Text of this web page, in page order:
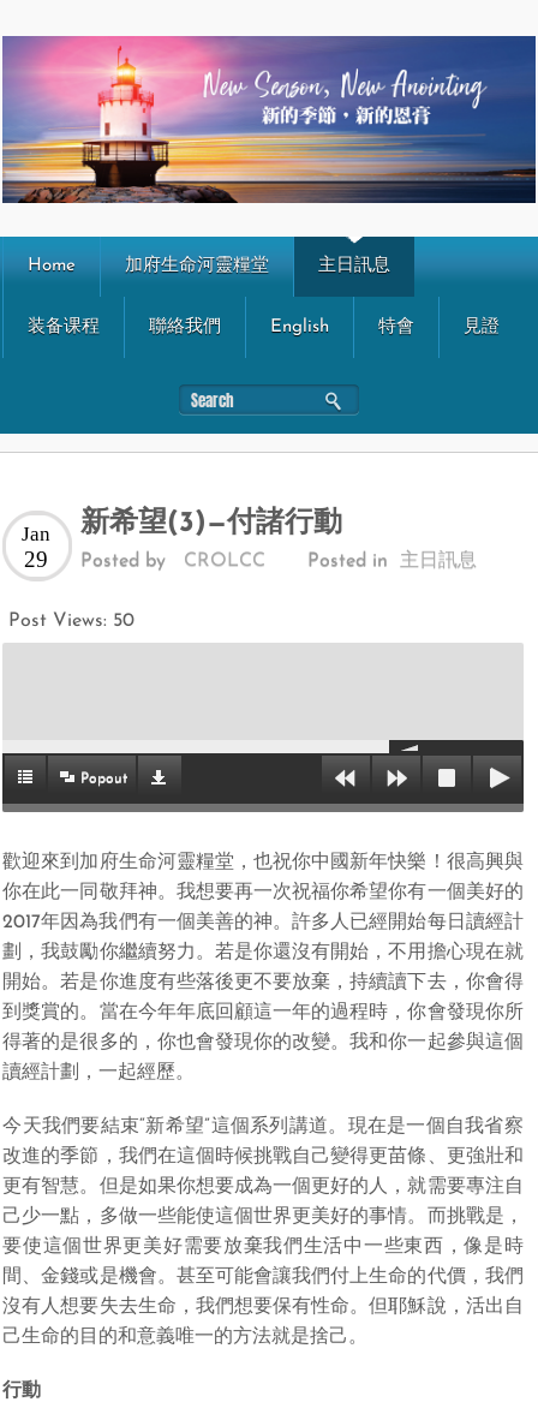
Home 加府生命河靈糧堂 主日訊息
装备课程 聯絡我們 English 特會 見證
新希望(3)—付諸行動
Jan
29 Posted by CROLCC Posted in 主日訊息
Post Views: 50
Popout
歡迎來到加府生命河靈糧堂，也祝你中國新年快樂！很高興與
你在此一同敬拜神。我想要再一次祝福你希望你有一個美好的
2017年因為我們有一個美善的神。許多人已經開始每日讀經計
劃，我鼓勵你繼續努力。若是你還沒有開始，不用擔心現在就
開始。若是你進度有些落後更不要放棄，持續讀下去，你會得
到獎賞的。當在今年年底回顧這一年的過程時，你會發現你所
得著的是很多的，你也會發現你的改變。我和你一起參與這個
讀經計劃，一起經歷。
今天我們要結束“新希望”這個系列講道。現在是一個自我省察
改進的季節，我們在這個時候挑戰自己變得更苗條、更強壯和
更有智慧。但是如果你想要成為一個更好的人，就需要專注自
己少一點，多做一些能使這個世界更美好的事情。而挑戰是，
要使這個世界更美好需要放棄我們生活中一些東西，像是時
間、金錢或是機會。甚至可能會讓我們付上生命的代價，我們
沒有人想要失去生命，我們想要保有性命。但耶穌說，活出自
己生命的目的和意義唯一的方法就是捨己。
行動